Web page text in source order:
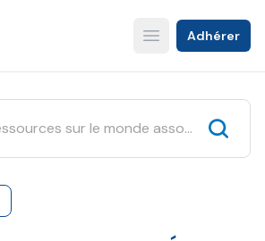
Open main menu
Adhérer